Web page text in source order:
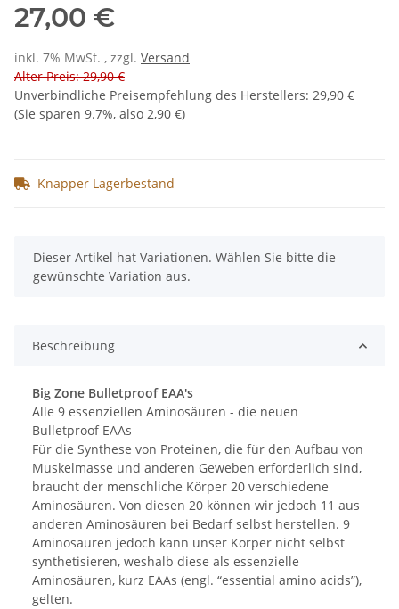
27,00 €
inkl. 7% MwSt. , zzgl. Versand
Alter Preis: 29,90 €
Unverbindliche Preisempfehlung des Herstellers: 29,90 €
(Sie sparen 9.7%, also 2,90 €)
Knapper Lagerbestand
x
Dieser Artikel hat Variationen. Wählen Sie bitte die
gewünschte Variation aus.
Beschreibung
Big Zone Bulletproof EAA's
Alle 9 essenziellen Aminosäuren - die neuen
Bulletproof EAAs
Für die Synthese von Proteinen, die für den Aufbau von
Muskelmasse und anderen Geweben erforderlich sind,
braucht der menschliche Körper 20 verschiedene
Aminosäuren. Von diesen 20 können wir jedoch 11 aus
anderen Aminosäuren bei Bedarf selbst herstellen. 9
Aminosäuren jedoch kann unser Körper nicht selbst
synthetisieren, weshalb diese als essenzielle
Aminosäuren, kurz EAAs (engl. “essential amino acids”),
gelten.